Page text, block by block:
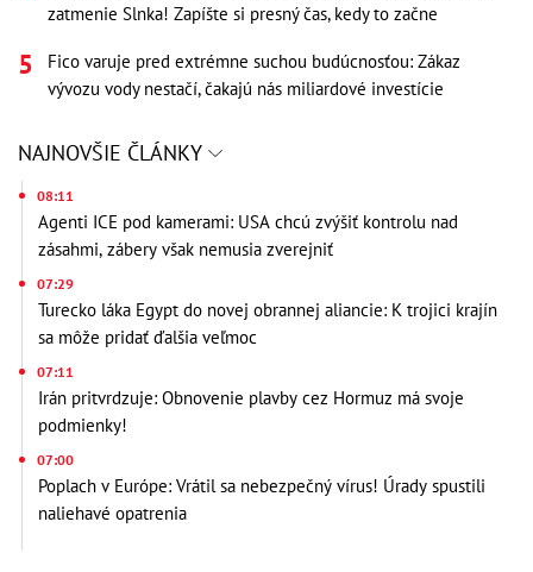
zatmenie Slnka! Zapíšte si presný čas, kedy to začne
Fico varuje pred extrémne suchou budúcnosťou: Zákaz
vývozu vody nestačí, čakajú nás miliardové investície
NAJNOVŠIE ČLÁNKY
08:11
Agenti ICE pod kamerami: USA chcú zvýšiť kontrolu nad
zásahmi, zábery však nemusia zverejniť
07:29
Turecko láka Egypt do novej obrannej aliancie: K trojici krajín
sa môže pridať ďalšia veľmoc
07:11
Irán pritvrdzuje: Obnovenie plavby cez Hormuz má svoje
podmienky!
07:00
Poplach v Európe: Vrátil sa nebezpečný vírus! Úrady spustili
naliehavé opatrenia